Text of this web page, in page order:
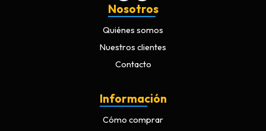
Nosotros
Quiénes somos
Nuestros clientes
Contacto
Información
Cómo comprar